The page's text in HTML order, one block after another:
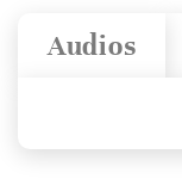
Audios